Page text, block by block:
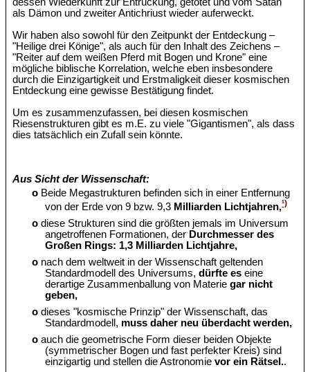
als Dämon und zweiter Antichriust wieder auferweckt.
Wir haben also sowohl für den Zeitpunkt der Entdeckung –
"Heilige drei Könige", als auch für den Inhalt des Zeichens –
"Reiter auf dem weißen Pferd mit Bogen und Krone" eine
mögliche biblische Korrelation, welche eben insbesondere
durch die Einzigartigkeit und Erstmaligkeit dieser kosmischen
Entdeckung eine gewisse Bestätigung findet.
Um es zusammenzufassen, bei diesen kosmischen
Riesenstrukturen gibt es m.E. zu viele "Gigantismen", als dass
dies tatsächlich ein Zufall sein könnte.
Aus Sicht der Wissenschaft:
o Beide Megastrukturen befinden sich in einer Entfernung
von der Erde von 9 bzw. 9,3 Milliarden Lichtjahren,¹)
o diese Strukturen sind die größten jemals im Universum
angetroffenen Formationen, der Durchmesser des
Großen Rings: 1,3 Milliarden Lichtjahre,
o nach dem weltweit in der Wissenschaft geltenden
Standardmodell des Universums,dürfte eseine
derartige Zusammenballung von Materiegar nicht
geben,
o dieses "kosmische Prinzip" der Wissenschaft, das
Standardmodell, muss daher neu überdacht werden,
o auch die geometrische Form dieser beiden Objekte
(symmetrischer Bogen und fast perfekter Kreis) sind
einzigartig und stellen die Astronomievor ein Rätsel..